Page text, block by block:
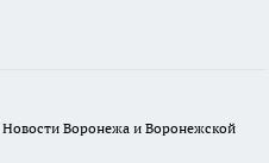
Воронежа и Воронежской